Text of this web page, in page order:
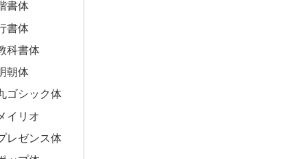
書体
書体
科書体
朝体
ゴシック体
イリオ
レゼンス体